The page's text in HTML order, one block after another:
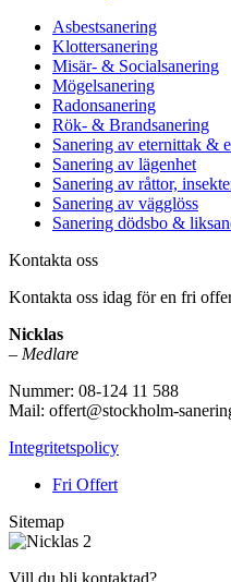
Asbestsanering
Klottersanering
Misär- & Socialsanering
Mögelsanering
Radonsanering
Rök- & Brandsanering
Sanering av eternittak &
Sanering av lägenhet
Sanering av råttor,
Sanering av vägglöss
Sanering dödsbo &
Kontakta oss
Kontakta oss idag för en fri
Nicklas
– Medlare
Nummer: 08-124 11 588
Mail: offert@stockholm-
Integritetspolicy
Fri Offert
Sitemap
Vill du bli kontaktad?